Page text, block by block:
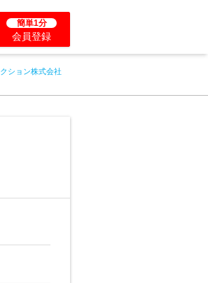
簡単1分
会員登録
ション株式会社